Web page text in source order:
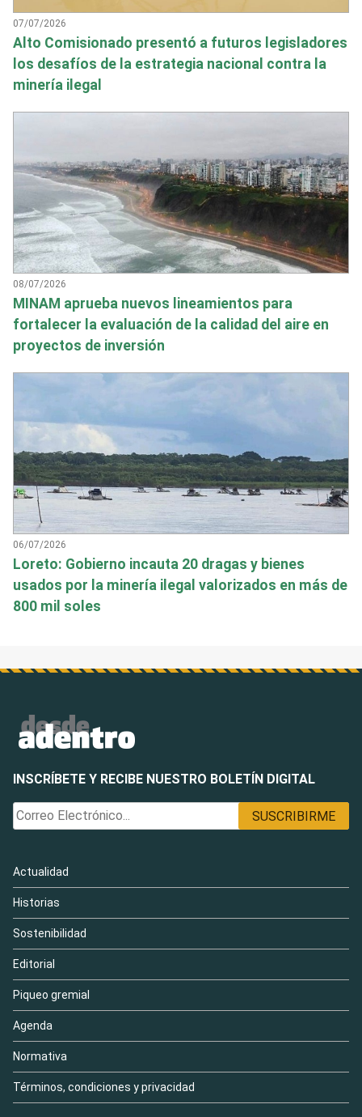
07/07/2026
Alto Comisionado presentó a futuros legisladores
los desafíos de la estrategia nacional contra la
minería ilegal
08/07/2026
MINAM aprueba nuevos lineamientos para
fortalecer la evaluación de la calidad del aire en
proyectos de inversión
06/07/2026
Loreto: Gobierno incauta 20 dragas y bienes
usados por la minería ilegal valorizados en más de
800 mil soles
INSCRÍBETE Y RECIBE NUESTRO BOLETÍN DIGITAL
Actualidad
Historias
Sostenibilidad
Editorial
Piqueo gremial
Agenda
Normativa
Términos, condiciones y privacidad